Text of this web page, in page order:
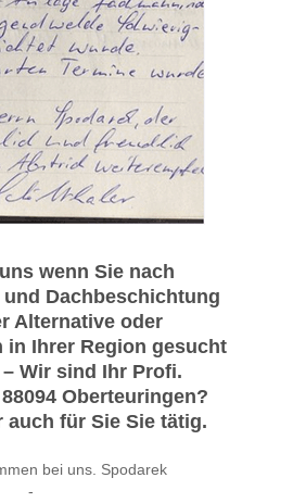
wenn Sie nach
Dachbeschichtung
Alternative oder
in Ihrer Region gesucht
Wir sind Ihr Profi.
Oberteuringen?
auch für Sie Sie tätig.
bei uns. Spodarek
-